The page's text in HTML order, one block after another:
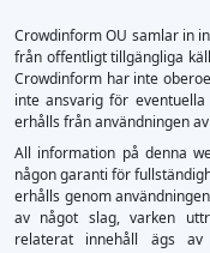
Crowdinform OU samlar in
från offentligt tillgängliga
Crowdinform har inte
inte ansvarig för
erhålls från användningen
All information på denna
någon garanti för
erhålls genom
av något slag, varken
relaterat innehåll ägs av